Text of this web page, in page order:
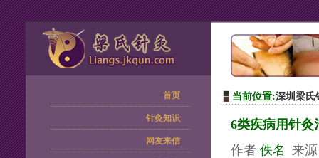
首页
针灸知识
网友来信
当前位置:深圳梁氏
6类疾病用针灸
作者 佚名 来